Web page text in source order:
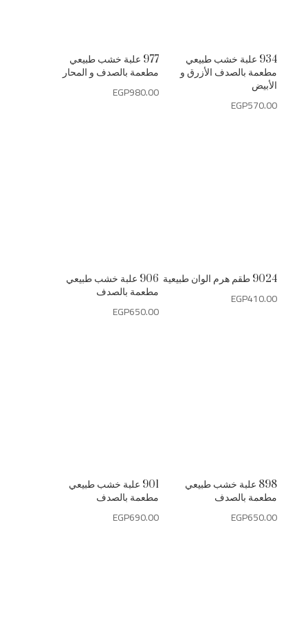
977 علبة خشب طبيعي
مطعمة بالصدف و المحار
EGP980.00
934 علبة خشب طبيعي
مطعمة بالصدف الأزرق و
الأبيض
EGP570.00
906 علبة خشب طبيعي
مطعمة بالصدف
EGP650.00
9024 طقم هرم الوان طبيعية
EGP410.00
901 علبة خشب طبيعي
مطعمة بالصدف
EGP690.00
898 علبة خشب طبيعي
مطعمة بالصدف
EGP650.00